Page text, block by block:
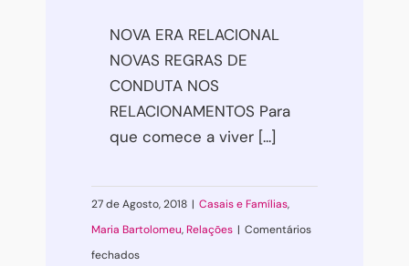
NOVA ERA RELACIONAL
NOVAS REGRAS DE
CONDUTA NOS
RELACIONAMENTOS Para
que comece a viver [...]
27 de Agosto, 2018 | Casais e Famílias,
Maria Bartolomeu, Relações | Comentários
fechadosem